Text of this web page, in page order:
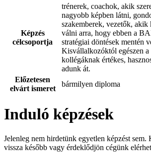
Képzés
célcsoportja
trénerek, coachok, akik
nagyobb képben látni,
szakemberek, vezetők, akik
válni arra, hogy ebben a
stratégiai döntések mentén
Kisvállalkozóktól egészen
kollégáknak értékes,
adunk át.
Előzetesen
elvárt ismeret
bármilyen diploma
Induló képzések
Jelenleg nem hirdetünk egyetlen képzést sem.
vissza később vagy érdeklődjön cégünk